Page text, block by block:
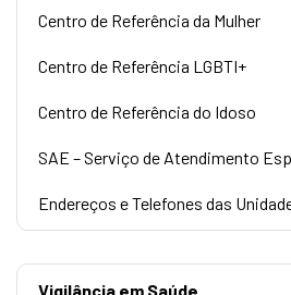
Centro de Referência da Mulher
Centro de Referência LGBTI+
Centro de Referência do Idoso
SAE – Serviço de Atendimento
Endereços e Telefones das
Vigilância em Saúde